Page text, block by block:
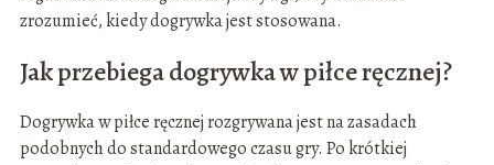
zrozumieć, kiedy dogrywka jest stosowana.
Jak przebiega dogrywka w piłce ręcznej?
Dogrywka w piłce ręcznej rozgrywana jest na zasadach
podobnych do standardowego czasu gry. Po krótkiej